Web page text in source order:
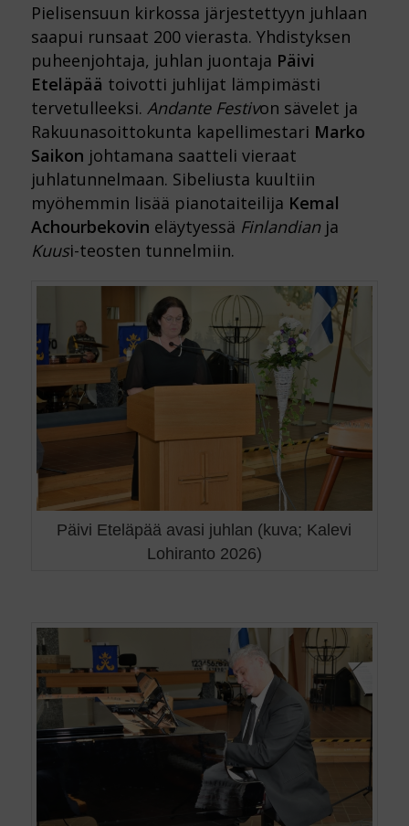
Pielisensuun kirkossa järjestettyyn juhlaan
saapui runsaat 200 vierasta. Yhdistyksen
puheenjohtaja, juhlan juontaja Päivi
Eteläpää toivotti juhlijat lämpimästi
tervetulleeksi. Andante Festivon sävelet ja
Rakuunasoittokunta kapellimestari Marko
Saikon johtamana saatteli vieraat
juhlatunnelmaan. Sibeliusta kuultiin
myöhemmin lisää pianotaiteilija Kemal
Achourbekovin eläytyessä Finlandianja
Kuusi-teosten tunnelmiin.
Päivi Eteläpää avasi juhlan (kuva; Kalevi
Lohiranto 2026)